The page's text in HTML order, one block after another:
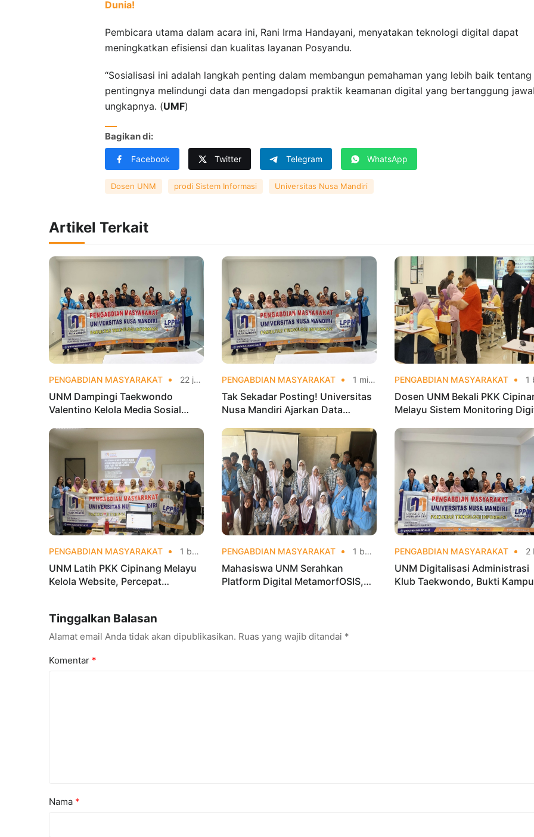
Dunia!
Pembicara utama dalam acara ini, Rani Irma Handayani, menyatakan teknologi digital dapat
meningkatkan efisiensi dan kualitas layanan Posyandu.
“Sosialisasi ini adalah langkah penting dalam membangun pemahaman yang lebih baik tentang
pentingnya melindungi data dan mengadopsi praktik keamanan digital yang bertanggung
ungkapnya. (UMF)
Bagikan di:
Facebook Twitter Telegram WhatsApp
Dosen UNM prodi Sistem Informasi Universitas Nusa Mandiri
Artikel Terkait
PENGABDIAN MASYARAKAT 22 jam yang lalu
UNM Dampingi Taekwondo
Valentino Kelola Media Sosial
PENGABDIAN MASYARAKAT 1 minggu yang lalu
Tak Sekadar Posting! Universitas
Nusa Mandiri Ajarkan Data
Olahraga Makin Viral
PENGABDIAN MASYARAKAT 1 bulan
Dosen UNM Bekali PKK
Melayu Sistem Monitoring
Berbasis Data
PENGABDIAN MASYARAKAT 1 bulan yang lalu
UNM Latih PKK Cipinang Melayu
Kelola Website, Percepat
PENGABDIAN MASYARAKAT 1 bulan yang lalu
Mahasiswa UNM Serahkan
Platform Digital MetamorfOSIS,
PENGABDIAN MASYARAKAT 2 bulan
UNM Digitalisasi Administrasi
Klub Taekwondo, Bukti
Tinggalkan Balasan
Alamat email Anda tidak akan dipublikasikan. Ruas yang wajib ditandai *
Komentar *
Nama *